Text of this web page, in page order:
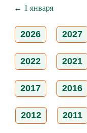
← 1 января
2026 2027
2022 2021
2017 2016
2012 2011